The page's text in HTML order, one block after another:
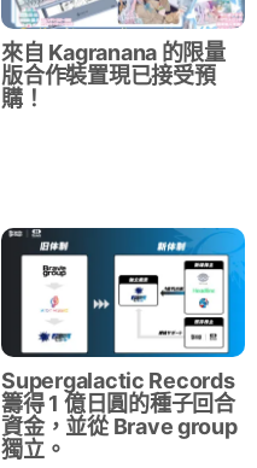
來自 Kagranana 的限量
版合作裝置現已接受預
購！
Supergalactic Records
籌得 1 億日圓的種子回合
資金，並從 Brave group
獨立。